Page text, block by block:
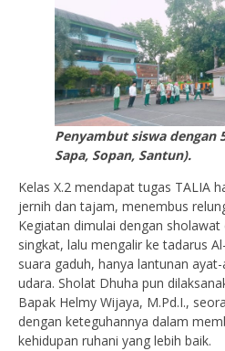
Penyambut siswa dengan
Sapa, Sopan, Santun).
Kelas X.2 mendapat tugas TALIA
jernih dan tajam, menembus
Kegiatan dimulai dengan sholawat
singkat, lalu mengalir ke tadarus
suara gaduh, hanya lantunan
udara. Sholat Dhuha pun
Bapak Helmy Wijaya, M.Pd.I.,
dengan keteguhannya dalam
kehidupan ruhani yang lebih baik.